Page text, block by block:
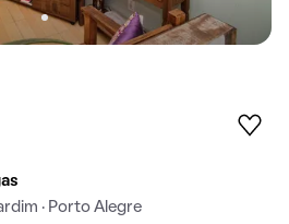
· Porto Alegre